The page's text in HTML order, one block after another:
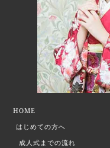
HOME
はじめての方へ
成人式までの流れ